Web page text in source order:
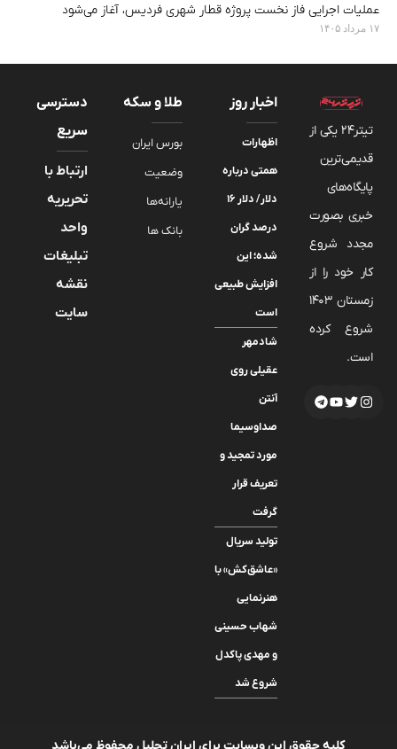
عملیات اجرایی فاز نخست پروژه قطار شهری فردیس، آغاز می‌شود
۱۷ مرداد ۱۴۰۵
تیتر24 یکی از
قدیمی‌ترین
پایگاه‌های
خبری بصورت
مجدد شروع
کار خود را از
زمستان 1403
شروع کرده
است.
اخبار روز
اظهارات
همتی درباره
دلار/ دلار ۱۶
درصد گران
شده؛ این
افزایش طبیعی
است
شادمهر
عقیلی روی
آنتن
صداوسیما
مورد تمجید و
تعریف قرار
گرفت
تولید سریال
«عاشق‌کش» با
هنرنمایی
شهاب حسینی
و مهدی پاکدل
شروع شد
طلا و سکه
بورس ایران
وضعیت
یارانه‌ها
بانک ها
دسترسی
سریع
ارتباط با
تحریریه
واحد
تبلیغات
نقشه
سایت
کلیه حقوق این وبسایت برای ایران تحلیل محفوظ می‌باشد